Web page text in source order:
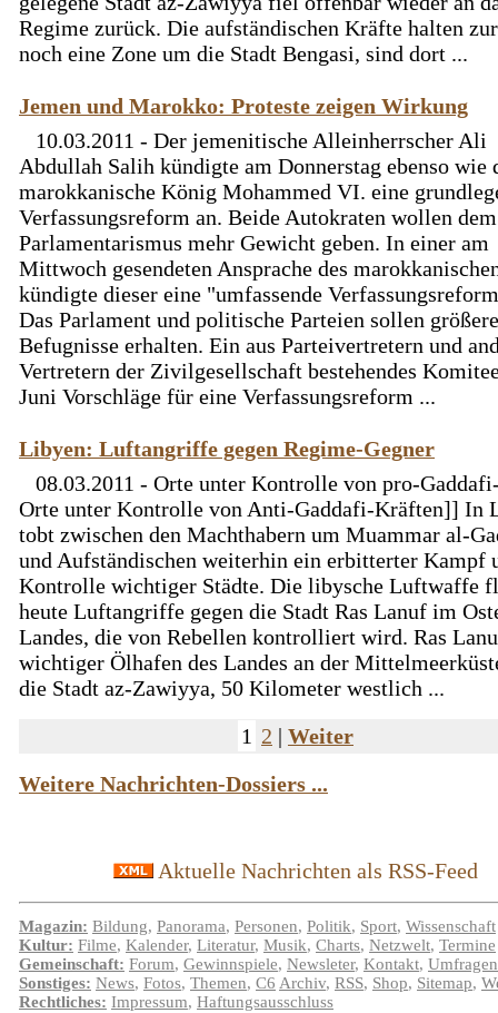
Regime zurück. Die aufständischen Kräfte halten
noch eine Zone um die Stadt Bengasi, sind dort ...
Jemen und Marokko: Proteste zeigen Wirkung
10.03.2011 - Der jemenitische Alleinherrscher Ali
Abdullah Salih kündigte am Donnerstag ebenso wie
marokkanische König Mohammed VI. eine
Verfassungsreform an. Beide Autokraten wollen dem
Parlamentarismus mehr Gewicht geben. In einer am
Mittwoch gesendeten Ansprache des
kündigte dieser eine "umfassende
Das Parlament und politische Parteien sollen größere
Befugnisse erhalten. Ein aus Parteivertretern und
Vertretern der Zivilgesellschaft bestehendes
Juni Vorschläge für eine Verfassungsreform ...
Libyen: Luftangriffe gegen Regime-Gegner
08.03.2011 - Orte unter Kontrolle von pro-
Orte unter Kontrolle von Anti-Gaddafi-Kräften]] In
tobt zwischen den Machthabern um Muammar al-
und Aufständischen weiterhin ein erbitterter Kampf
Kontrolle wichtiger Städte. Die libysche Luftwaffe
heute Luftangriffe gegen die Stadt Ras Lanuf im
Landes, die von Rebellen kontrolliert wird. Ras
wichtiger Ölhafen des Landes an der
die Stadt az-Zawiyya, 50 Kilometer westlich ...
1 2 | Weiter
Weitere Nachrichten-Dossiers ...
Aktuelle Nachrichten als RSS-Feed
Magazin: Bildung, Panorama, Personen, Politik, Sport, Wissenschaft
Kultur: Filme, Kalender, Literatur, Musik, Charts, Netzwelt, Termine
Gemeinschaft: Forum, Gewinnspiele, Newsleter, Kontakt, Umfragen
Sonstiges: News, Fotos, Themen, C6 Archiv, RSS, Shop, Sitemap,
Rechtliches: Impressum, Haftungsausschluss